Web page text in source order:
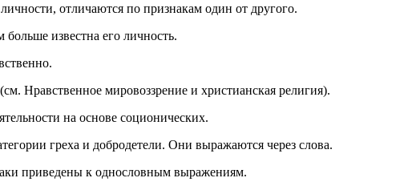
отличаются по признакам один от другого.
известна его личность.
Нравственное мировоззрение и христианская религия).
на основе соционических.
греха и добродетели. Они выражаются через слова.
приведены к однословным выражениям.